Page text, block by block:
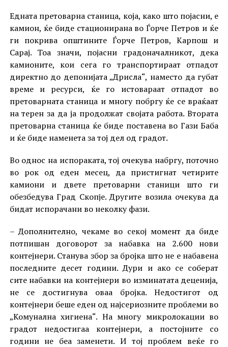
Едната претоварна станица, која, како што појасни, е
камион, ќе биде стационирана во Ѓорче Петров и ќе
ги покрива општините Ѓорче Петров, Карпош и
Сарај. Тоа значи, појасни градоначалникот, дека
камионите, кои сега го транспортираат отпадот
директно до депонијата „Дрисла“, наместо да губат
време и ресурси, ќе го истовараат отпадот во
претоварната станица и многу побргу ќе се враќаат
на терен за да ја продолжат својата работа. Втората
претоварна станица ќе биде поставена во Гази Баба
и ќе биде наменета за тој дел од градот.
Во однос на испораката, тој очекува набргу, поточно
во рок од еден месец, да пристигнат четирите
камиони и двете претоварни станици што ги
обезбедува Град Скопје. Другите возила очекува да
бидат испорачани во неколку фази.
– Дополнително, чекаме во секој момент да биде
потпишан договорот за набавка на 2.600 нови
контејнери. Станува збор за бројка што не е набавена
последните десет години. Дури и ако се соберат
сите набавки на контејнери во изминатата деценија,
не се достигнува оваа бројка. Недостигот од
контејнери беше еден од најсериозните проблеми во
„Комунална хигиена“. На многу микролокации во
градот недостигаа контејнери, а постојните со
години не беа заменети. И тој проблем веќе го